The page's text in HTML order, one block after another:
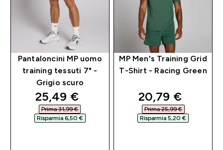
Pantaloncini MP uomo
training tessuti 7" -
Grigio scuro
discounted price
25,49 €‎
Prima 31,99 €‎
Risparmia 6,50 €‎
MP Men's Training Grid
T-Shirt - Racing Green
discounted
20,79 €‎
Prima 25,99 €‎
Risparmia 5,20 €‎